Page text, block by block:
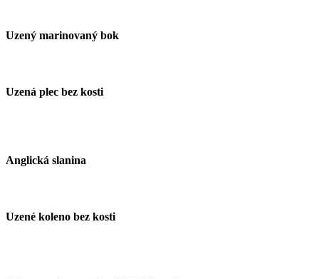
Uzený marinovaný bok
Uzená plec bez kosti
Anglická slanina
Uzené koleno bez kosti